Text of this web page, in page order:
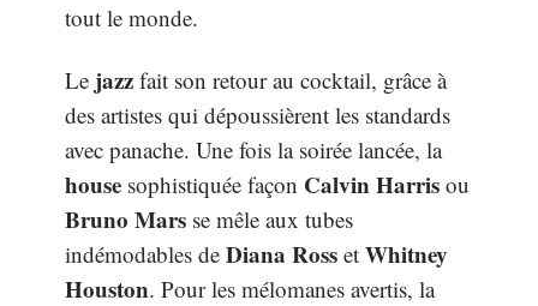
tout le monde.
Le jazz fait son retour au cocktail, grâce à
des artistes qui dépoussièrent les standards
avec panache. Une fois la soirée lancée, la
house sophistiquée façon Calvin Harris ou
Bruno Mars se mêle aux tubes
indémodables de Diana Ross et Whitney
Houston. Pour les mélomanes avertis, la